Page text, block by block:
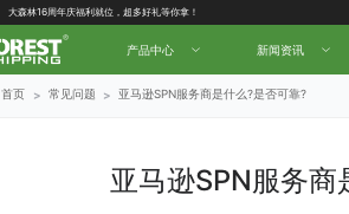
大森林16周年庆福利就位，超多好礼等你拿！
大森林客户端下单说明
喜讯！大森林物流创始人 Forest 荣登2025中国跨境电商物流名人堂！
大森林全球物流国内（自营仓）收货地址
产品中心 新闻资讯
首页 > 常见问题 > 亚马逊SPN服务商是什么?是否可靠?
亚马逊SPN服务商